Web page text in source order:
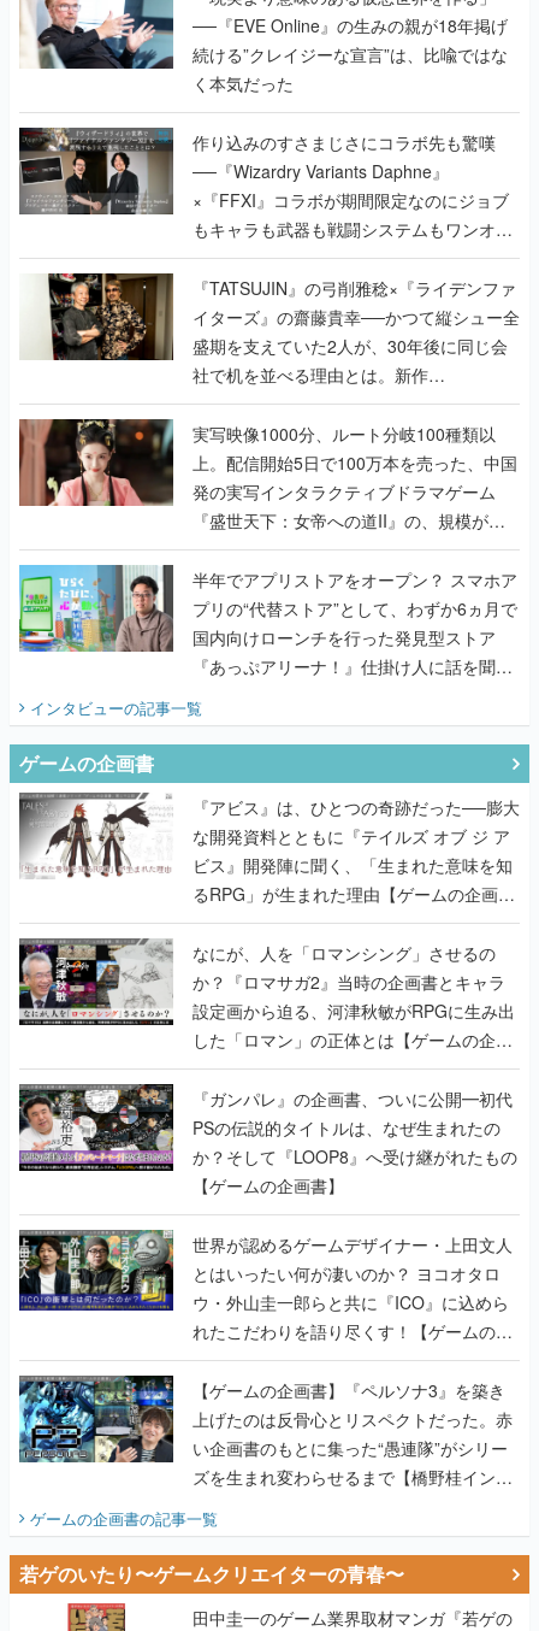
──『EVE Online』の生みの親が18年掲げ
続ける”クレイジーな宣言”は、比喩ではな
く本気だった
作り込みのすさまじさにコラボ先も驚嘆
──『Wizardry Variants Daphne』
×『FFXI』コラボが期間限定なのにジョブ
もキャラも武器も戦闘システムもワンオフ
で作り込まれた理由を両ディレクターに聞
く
『TATSUJIN』の弓削雅稔×『ライデンファ
イターズ』の齋藤貴幸──かつて縦シュー全
盛期を支えていた2人が、30年後に同じ会
社で机を並べる理由とは。新作
『TATSUJIN EXTREME』で初タッグを組
んだレジェンド2人に訊く開発秘話
実写映像1000分、ルート分岐100種類以
上。配信開始5日で100万本を売った、中国
発の実写インタラクティブドラマゲーム
『盛世天下：女帝への道II』の、規模が違
うこだわりをプロデューサーに聞いた
半年でアプリストアをオープン？ スマホア
プリの“代替ストア”として、わずか6ヵ月で
国内向けローンチを行った発見型ストア
『あっぷアリーナ！』仕掛け人に話を聞い
インタビューの記事一覧
ゲームの企画書
『アビス』は、ひとつの奇跡だった──膨大
な開発資料とともに『テイルズ オブ ジ ア
ビス』開発陣に聞く、「生まれた意味を知
るRPG」が生まれた理由【ゲームの企画
書】
なにが、人を「ロマンシング」させるの
か？『ロマサガ2』当時の企画書とキャラ
設定画から迫る、河津秋敏がRPGに生み出
した「ロマン」の正体とは【ゲームの企画
書】
『ガンパレ』の企画書、ついに公開━初代
PSの伝説的タイトルは、なぜ生まれたの
か？そして『LOOP8』へ受け継がれたもの
【ゲームの企画書】
世界が認めるゲームデザイナー・上田文人
とはいったい何が凄いのか？ ヨコオタロ
ウ・外山圭一郎らと共に『ICO』に込めら
れたこだわりを語り尽くす！【ゲームの企
画書】
【ゲームの企画書】『ペルソナ3』を築き
上げたのは反骨心とリスペクトだった。赤
い企画書のもとに集った“愚連隊”がシリー
ズを生まれ変わらせるまで【橋野桂インタ
ゲームの企画書の記事一覧
若ゲのいたり〜ゲームクリエイターの青春〜
田中圭一のゲーム業界取材マンガ『若ゲの